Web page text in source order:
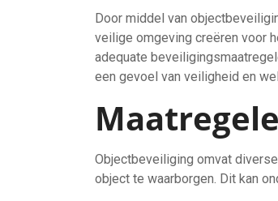
Door middel van
veilige omgeving creëren voor
adequate
een gevoel van veiligheid en
Objectbeveiliging omvat
object te waarborgen. Dit kan